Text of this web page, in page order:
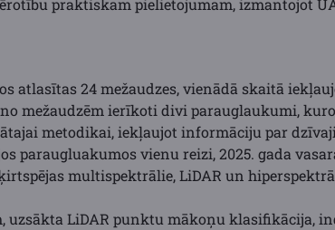
praktiskam pielietojumam, izmantojot
atlasītas 24 mežaudzes, vienādā skaitā
mežaudzēm ierīkoti divi parauglaukumi,
metodikai, iekļaujot informāciju par
paraugluakumos vienu reizi, 2025. gada
multispektrālie, LiDAR un
uzsākta LiDAR punktu mākoņu klasifikācija,